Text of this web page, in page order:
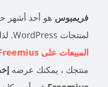
فريميوسهو أحد أشهر حلول
لمنتجات WordPress.
لذلك
المبيعات على Freemius
منتجك ، يمكنك عرضه